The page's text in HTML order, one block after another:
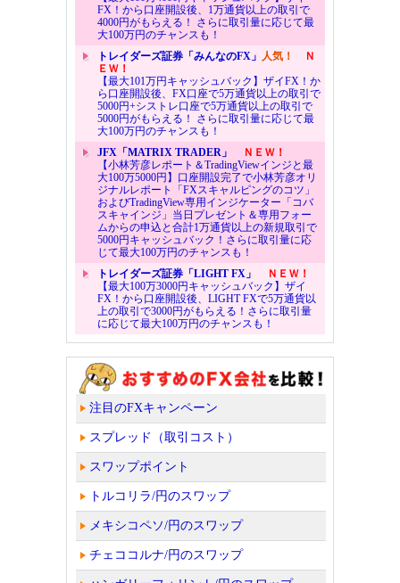
FX！から口座開設後、1万通貨以上の取引で
4000円がもらえる！ さらに取引量に応じて最
大100万円のチャンスも！
トレイダーズ証券「みんなのFX」 人気！
Ｎ
ＥＷ！
【最大101万円キャッシュバック】ザイFX！か
ら口座開設後、FX口座で5万通貨以上の取引で
5000円+シストレ口座で5万通貨以上の取引で
5000円がもらえる！ さらに取引量に応じて最
大100万円のチャンスも！
JFX「MATRIX TRADER」
ＮＥＷ！
【小林芳彦レポート＆TradingViewインジと最
大100万5000円】口座開設完了で小林芳彦オリ
ジナルレポート「FXスキャルピングのコツ」
およびTradingView専用インジケーター「コバ
スキャインジ」当日プレゼント＆専用フォー
ムからの申込と合計1万通貨以上の新規取引で
5000円キャッシュバック！さらに取引量に応
じて最大100万円のチャンスも！
トレイダーズ証券「LIGHT FX」
ＮＥＷ！
【最大100万3000円キャッシュバック】ザイ
FX！から口座開設後、LIGHT FXで5万通貨以
上の取引で3000円がもらえる！さらに取引量
に応じて最大100万円のチャンスも！
注目のFXキャンペーン
スプレッド（取引コスト）
スワップポイント
トルコリラ/円のスワップ
メキシコペソ/円のスワップ
チェココルナ/円のスワップ